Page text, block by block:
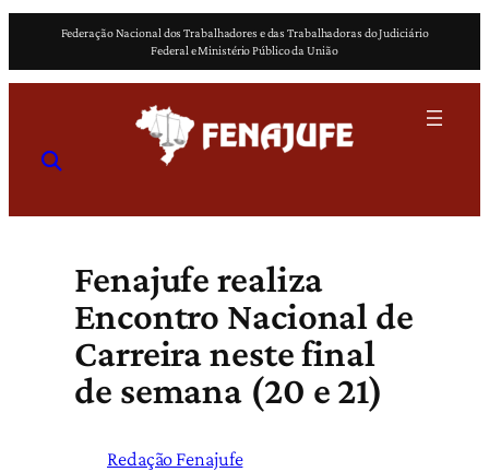
o
Federação Nacional dos Trabalhadores e das Trabalhadoras do Judiciário
Federal e Ministério Público da União
Fenajufe realiza
Encontro Nacional de
Carreira neste final
de semana (20 e 21)
Redação Fenajufe